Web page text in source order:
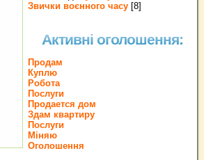
Звички воєнного часу [8]
Активні оголошення:
Продам
Куплю
Робота
Послуги
Продается дом
Здам квартиру
Послуги
Міняю
Оголошення